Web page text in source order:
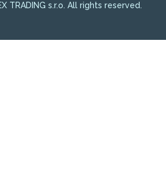
TRADING s.r.o. All rights reserved.